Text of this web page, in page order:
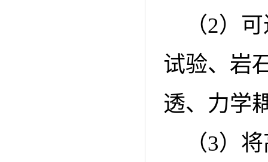
（2）
试验、岩
透、力学
（3）